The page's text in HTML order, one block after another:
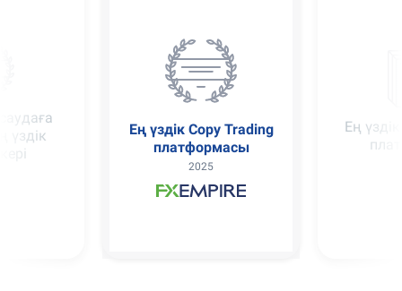
Ең үздік Copy Trading
платформасы
Ең үздік Copy